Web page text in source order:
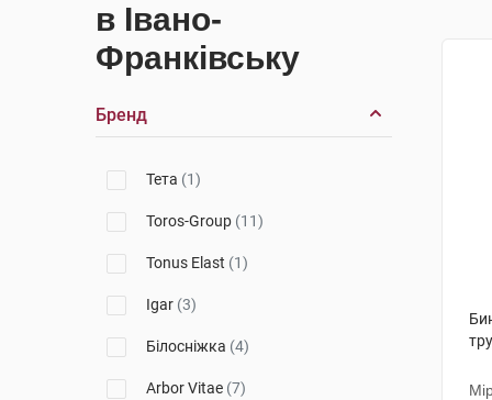
в Івано-
Франківську
Бренд
Тета (1)
Toros-Group (11)
Tonus Elast (1)
Igar (3)
Білосніжка (4)
Arbor Vitae (7)